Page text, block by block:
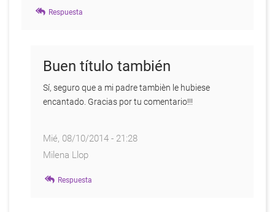
Respuesta
Buen título también
Sí, seguro que a mi padre tambièn le hubiese
encantado. Gracias por tu comentario!!!
Mié, 08/10/2014 - 21:28
Milena Llop
respuesta
Respuesta